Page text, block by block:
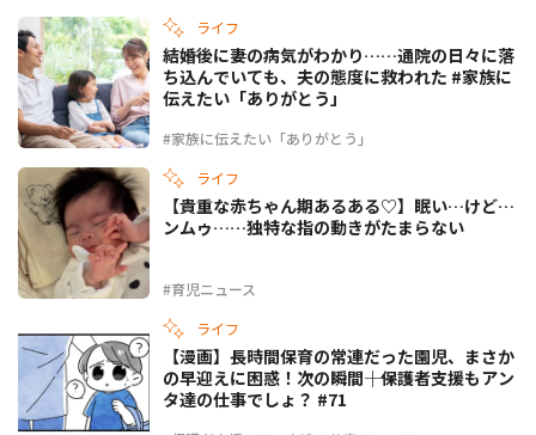
ライフ
#家族に伝えたい「ありがとう」
結婚後に妻の病気がわかり……通院の日々に落
ち込んでいても、夫の態度に救われた #家族に
伝えたい「ありがとう」
ライフ
#育児ニュース
【貴重な赤ちゃん期あるある♡】眠い…けど…
ンムゥ……独特な指の動きがたまらない
ライフ
【漫画】長時間保育の常連だった園児、まさか
の早迎えに困惑！次の瞬間――｜保護者支援もアン
タ達の仕事でしょ？ #71